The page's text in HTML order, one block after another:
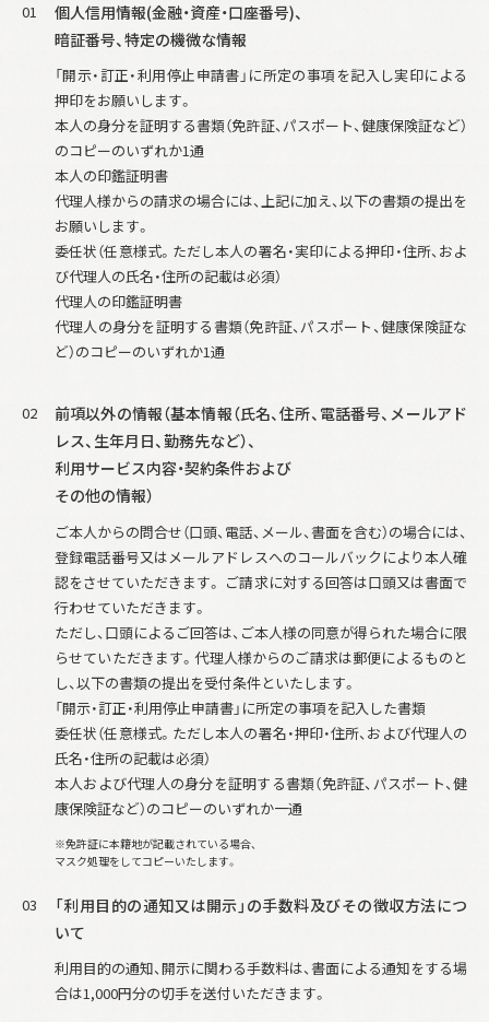
01
個人信用情報(金融・資産・口座番号)、
暗証番号、特定の機微な情報
「開示・訂正・利用停止申請書」に所定の事項を記入し実印による
押印をお願いします。
本人の身分を証明する書類（免許証、パスポート、健康保険証など）
のコピーのいずれか1通
本人の印鑑証明書
代理人様からの請求の場合には、上記に加え、以下の書類の提出を
お願いします。
委任状（任意様式。ただし本人の署名・実印による押印・住所、およ
び代理人の氏名・住所の記載は必須）
代理人の印鑑証明書
代理人の身分を証明する書類（免許証、パスポート、健康保険証な
ど）のコピーのいずれか1通
02
前項以外の情報（基本情報（氏名、住所、電話番号、メールアド
レス、生年月日、勤務先など）、
利用サービス内容・契約条件および
その他の情報）
ご本人からの問合せ（口頭、電話、メール、書面を含む）の場合には、
登録電話番号又はメールアドレスへのコールバックにより本人確
認をさせていただきます。 ご請求に対する回答は口頭又は書面で
行わせていただきます。
ただし、口頭によるご回答は、ご本人様の同意が得られた場合に限
らせていただきます。代理人様からのご請求は郵便によるものと
し、以下の書類の提出を受付条件といたします。
「開示・訂正・利用停止申請書」に所定の事項を記入した書類
委任状（任意様式。ただし本人の署名・押印・住所、および代理人の
氏名・住所の記載は必須）
本人および代理人の身分を証明する書類（免許証、パスポート、健
康保険証など）のコピーのいずれか一通
※免許証に本籍地が記載されている場合、
マスク処理をしてコピーいたします。
03
「利用目的の通知又は開示」の手数料及びその徴収方法につ
いて
利用目的の通知、開示に関わる手数料は、書面による通知をする場
合は1,000円分の切手を送付いただきます。